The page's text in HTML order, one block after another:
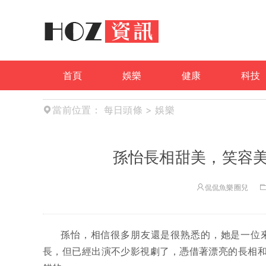
首頁 娛樂 健康 科技
當前位置： 每日頭條 > 娛樂
孫怡長相甜美，笑容
侃侃魚樂圈兒
孫怡，相信很多朋友還是很熟悉的，她是一
長，但已經出演不少影視劇了，憑借著漂亮的長相